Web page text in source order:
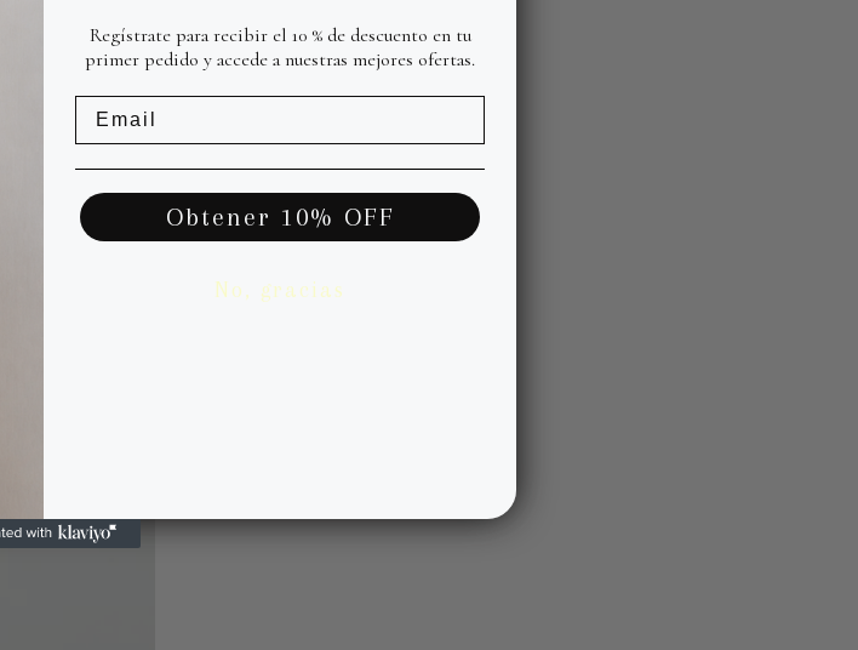
Regístrate para recibir el 10 % de descuento en tu
primer pedido y accede a nuestras mejores ofertas.
Obtener 10% OFF
No, gracias